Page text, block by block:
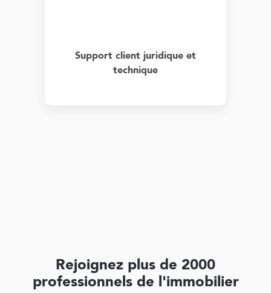
Support client juridique et
technique
Rejoignez plus de 2000
professionnels de l'immobilier